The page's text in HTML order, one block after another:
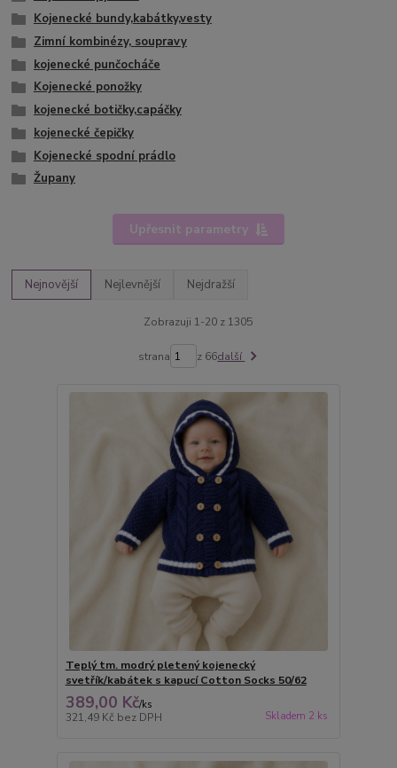
Kojenecké bundy,kabátky,vesty
Zimní kombinézy, soupravy
kojenecké punčocháče
Kojenecké ponožky
kojenecké botičky,capáčky
kojenecké čepičky
Kojenecké spodní prádlo
Župany
Upřesnit parametry
Nejnovější Nejlevnější Nejdražší
Zobrazuji 1-20 z 1305
strana z 66další
Teplý tm. modrý pletený kojenecký
svetřík/kabátek s kapucí Cotton Socks 50/62
389,00 Kč/ks
321,49 Kč bez DPH Skladem 2 ks